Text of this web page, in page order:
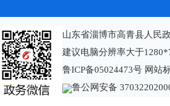
山东省淄博市高青县人民
建议电脑分辨率大于
鲁ICP备05024473号 网站
鲁公网安备